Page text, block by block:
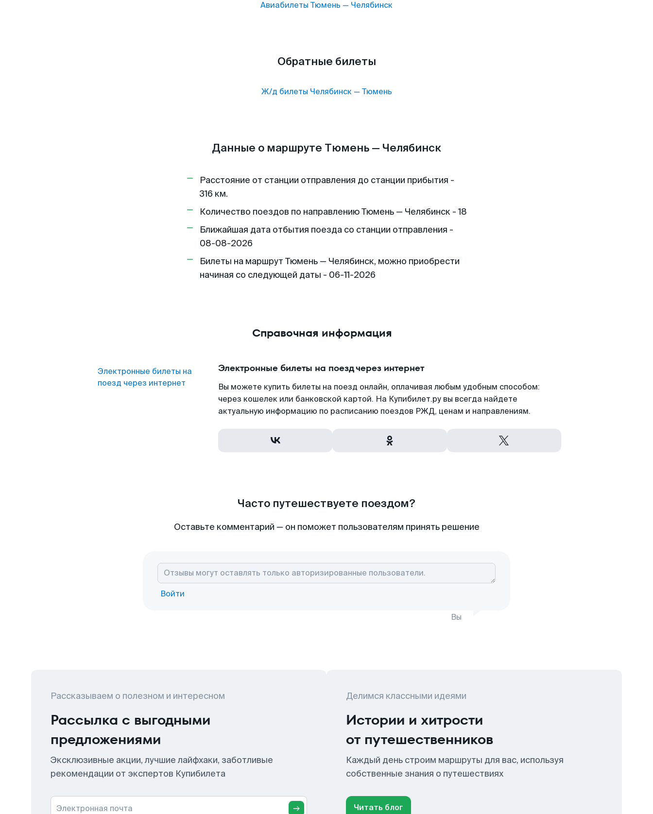
Авиабилеты Тюмень — Челябинск
Обратные билеты
Ж/д билеты Челябинск— Тюмень
Данные о маршруте Тюмень — Челябинск
Расстояние от станции отправления до станции прибытия -
316 км.
Количество поездов по направлению Тюмень — Челябинск - 18
Ближайшая дата отбытия поезда со станции отправления -
08-08-2026
Билеты на маршрут Тюмень — Челябинск, можно приобрести
начиная со следующей даты - 06-11-2026
Справочная информация
Электронные билеты на
поезд через интернет
Электронные билеты на поезд через интернет
Вы можете купить билеты на поезд онлайн, оплачивая любым удобным способом:
через кошелек или банковской картой. На Купибилет.ру вы всегда найдете
актуальную информацию по расписанию поездов РЖД, ценам и направлениям.
Часто путешествуете поездом?
Оставьте комментарий — он поможет пользователям принять решение
Войти
Вы
Рассказываем о полезном и интересном
Рассылка с выгодными
предложениями
Эксклюзивные акции, лучшие лайфхаки, заботливые
рекомендации от экспертов Купибилета
Электронная почта
Делимся классными идеями
Истории и хитрости
от путешественников
Каждый день строим маршруты для вас, используя
собственные знания о путешествиях
Читать блог